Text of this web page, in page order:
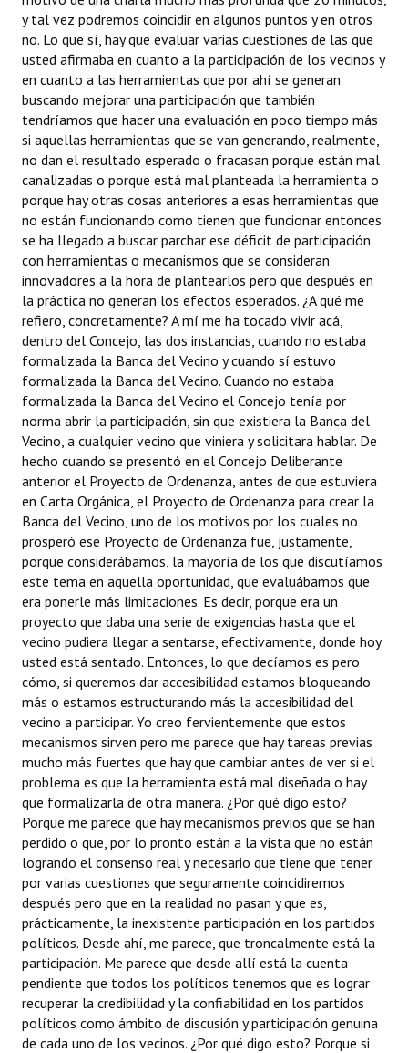
y tal vez podremos coincidir en algunos puntos y en otros
no. Lo que sí, hay que evaluar varias cuestiones de las que
usted afirmaba en cuanto a la participación de los vecinos y
en cuanto a las herramientas que por ahí se generan
buscando mejorar una participación que también
tendríamos que hacer una evaluación en poco tiempo más
si aquellas herramientas que se van generando, realmente,
no dan el resultado esperado o fracasan porque están mal
canalizadas o porque está mal planteada la herramienta o
porque hay otras cosas anteriores a esas herramientas que
no están funcionando como tienen que funcionar entonces
se ha llegado a buscar parchar ese déficit de participación
con herramientas o mecanismos que se consideran
innovadores a la hora de plantearlos pero que después en
la práctica no generan los efectos esperados. ¿A qué me
refiero, concretamente? A mí me ha tocado vivir acá,
dentro del Concejo, las dos instancias, cuando no estaba
formalizada la Banca del Vecino y cuando sí estuvo
formalizada la Banca del Vecino. Cuando no estaba
formalizada la Banca del Vecino el Concejo tenía por
norma abrir la participación, sin que existiera la Banca del
Vecino, a cualquier vecino que viniera y solicitara hablar. De
hecho cuando se presentó en el Concejo Deliberante
anterior el Proyecto de Ordenanza, antes de que estuviera
en Carta Orgánica, el Proyecto de Ordenanza para crear la
Banca del Vecino, uno de los motivos por los cuales no
prosperó ese Proyecto de Ordenanza fue, justamente,
porque considerábamos, la mayoría de los que discutíamos
este tema en aquella oportunidad, que evaluábamos que
era ponerle más limitaciones. Es decir, porque era un
proyecto que daba una serie de exigencias hasta que el
vecino pudiera llegar a sentarse, efectivamente, donde hoy
usted está sentado. Entonces, lo que decíamos es pero
cómo, si queremos dar accesibilidad estamos bloqueando
más o estamos estructurando más la accesibilidad del
vecino a participar. Yo creo fervientemente que estos
mecanismos sirven pero me parece que hay tareas previas
mucho más fuertes que hay que cambiar antes de ver si el
problema es que la herramienta está mal diseñada o hay
que formalizarla de otra manera. ¿Por qué digo esto?
Porque me parece que hay mecanismos previos que se han
perdido o que, por lo pronto están a la vista que no están
logrando el consenso real y necesario que tiene que tener
por varias cuestiones que seguramente coincidiremos
después pero que en la realidad no pasan y que es,
prácticamente, la inexistente participación en los partidos
políticos. Desde ahí, me parece, que troncalmente está la
participación. Me parece que desde allí está la cuenta
pendiente que todos los políticos tenemos que es lograr
recuperar la credibilidad y la confiabilidad en los partidos
políticos como ámbito de discusión y participación genuina
de cada uno de los vecinos. ¿Por qué digo esto? Porque si